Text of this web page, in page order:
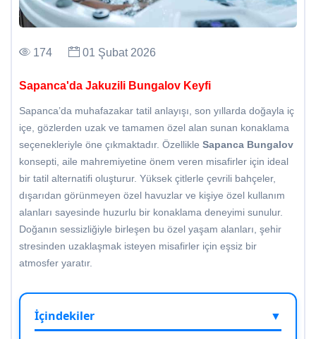
174 01 Şubat 2026
Sapanca'da Jakuzili Bungalov Keyfi
Sapanca’da muhafazakar tatil anlayışı, son yıllarda doğayla iç
içe, gözlerden uzak ve tamamen özel alan sunan konaklama
seçenekleriyle öne çıkmaktadır. Özellikle Sapanca Bungalov
konsepti, aile mahremiyetine önem veren misafirler için ideal
bir tatil alternatifi oluşturur. Yüksek çitlerle çevrili bahçeler,
dışarıdan görünmeyen özel havuzlar ve kişiye özel kullanım
alanları sayesinde huzurlu bir konaklama deneyimi sunulur.
Doğanın sessizliğiyle birleşen bu özel yaşam alanları, şehir
stresinden uzaklaşmak isteyen misafirler için eşsiz bir
atmosfer yaratır.
İçindekiler ▼